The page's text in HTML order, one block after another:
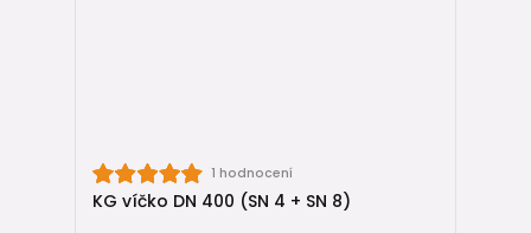
1 hodnocení
KG víčko DN 400 (SN 4 + SN 8)